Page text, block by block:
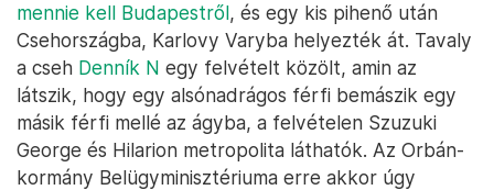
mennie kell Budapestről, és egy kis pihenő után
Csehországba, Karlovy Varyba helyezték át. Tavaly
a cseh Denník N egy felvételt közölt, amin az
látszik, hogy egy alsónadrágos férfi bemászik egy
másik férfi mellé az ágyba, a felvételen Szuzuki
George és Hilarion metropolita láthatók. Az Orbán-
kormány Belügyminisztériuma erre akkor úgy